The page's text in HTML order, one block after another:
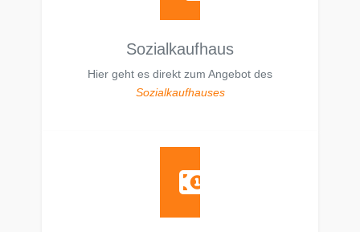
Sozialkaufhaus
Hier geht es direkt zum Angebot des
Sozialkaufhauses